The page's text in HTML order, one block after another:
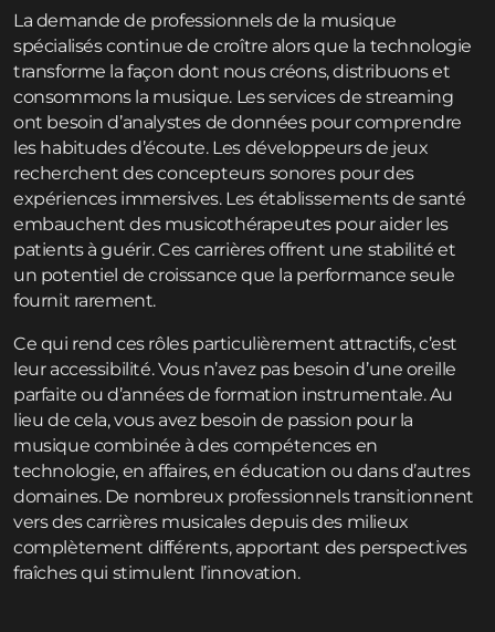
La demande de professionnels de la musique
spécialisés continue de croître alors que la technologie
transforme la façon dont nous créons, distribuons et
consommons la musique. Les services de streaming
ont besoin d’analystes de données pour comprendre
les habitudes d’écoute. Les développeurs de jeux
recherchent des concepteurs sonores pour des
expériences immersives. Les établissements de santé
embauchent des musicothérapeutes pour aider les
patients à guérir. Ces carrières offrent une stabilité et
un potentiel de croissance que la performance seule
fournit rarement.
Ce qui rend ces rôles particulièrement attractifs, c’est
leur accessibilité. Vous n’avez pas besoin d’une oreille
parfaite ou d’années de formation instrumentale. Au
lieu de cela, vous avez besoin de passion pour la
musique combinée à des compétences en
technologie, en affaires, en éducation ou dans d’autres
domaines. De nombreux professionnels transitionnent
vers des carrières musicales depuis des milieux
complètement différents, apportant des perspectives
fraîches qui stimulent l’innovation.